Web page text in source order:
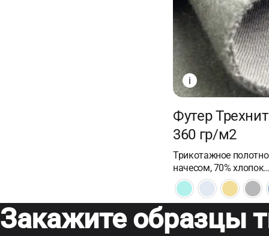
i
Футер
360 гр/м2
Трикотажное
начесом, 70%
Закажите образцы